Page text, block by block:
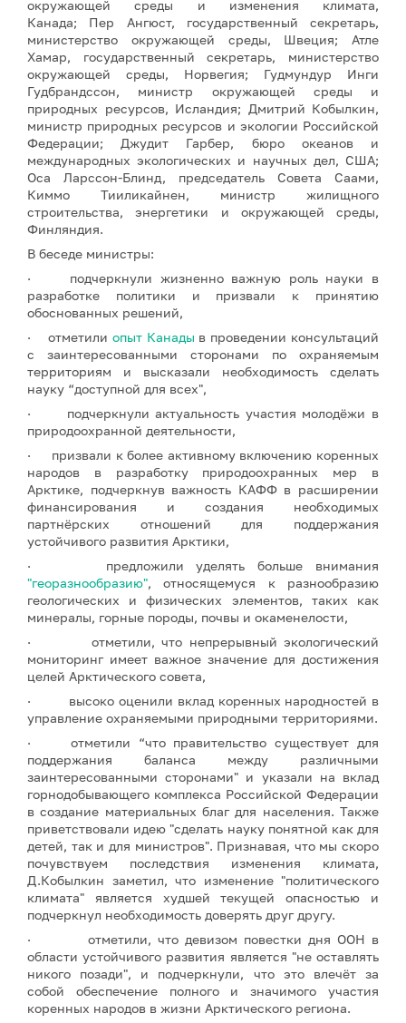
окружающей среды и изменения климата,
Канада; Пер Ангюст, государственный секретарь,
министерство окружающей среды, Швеция; Атле
Хамар, государственный секретарь, министерство
окружающей среды, Норвегия; Гудмундур Инги
Гудбрандссон, министр окружающей среды и
природных ресурсов, Исландия; Дмитрий Кобылкин,
министр природных ресурсов и экологии Российской
Федерации; Джудит Гарбер, бюро океанов и
международных экологических и научных дел, США;
Оса Ларссон-Блинд, председатель Совета Саами,
Киммо Тииликайнен, министр жилищного
строительства, энергетики и окружающей среды,
Финляндия.
В беседе министры:
· подчеркнули жизненно важную роль науки в
разработке политики и призвали к принятию
обоснованных решений,
· отметили опыт Канады в проведении консультаций
с заинтересованными сторонами по охраняемым
территориям и высказали необходимость сделать
науку “доступной для всех",
· подчеркнули актуальность участия молодёжи в
природоохранной деятельности,
· призвали к более активному включению коренных
народов в разработку природоохранных мер в
Арктике, подчеркнув важность КАФФ в расширении
финансирования и создания необходимых
партнёрских отношений для поддержания
устойчивого развития Арктики,
· предложили уделять больше внимания
"георазнообразию", относящемуся к разнообразию
геологических и физических элементов, таких как
минералы, горные породы, почвы и окаменелости,
· отметили, что непрерывный экологический
мониторинг имеет важное значение для достижения
целей Арктического совета,
· высоко оценили вклад коренных народностей в
управление охраняемыми природными территориями.
· отметили “что правительство существует для
поддержания баланса между различными
заинтересованными сторонами" и указали на вклад
горнодобывающего комплекса Российской Федерации
в создание материальных благ для населения. Также
приветствовали идею "сделать науку понятной как для
детей, так и для министров". Признавая, что мы скоро
почувствуем последствия изменения климата,
Д.Кобылкин заметил, что изменение "политического
климата" является худшей текущей опасностью и
подчеркнул необходимость доверять друг другу.
· отметили, что девизом повестки дня ООН в
области устойчивого развития является "не оставлять
никого позади", и подчеркнули, что это влечёт за
собой обеспечение полного и значимого участия
коренных народов в жизни Арктического региона.